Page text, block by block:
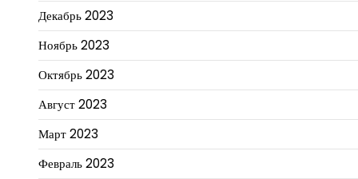
Декабрь 2023
Ноябрь 2023
Октябрь 2023
Август 2023
Март 2023
Февраль 2023